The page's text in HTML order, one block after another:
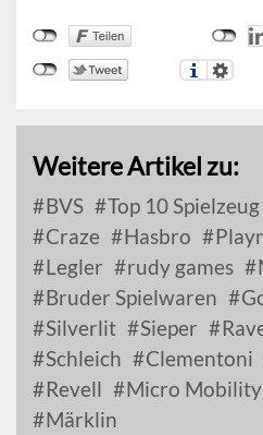
Weitere Artikel zu:
BVS Top 10 Spielzeug
Craze
Hasbro
Legler
rudy games
Bruder Spielwaren
Silverlit
Sieper
Schleich
Clementoni
Revell
Micro Mobility
Märklin